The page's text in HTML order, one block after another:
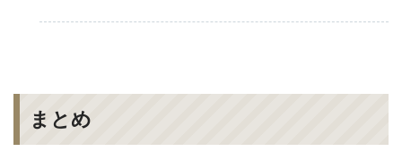
まとめ